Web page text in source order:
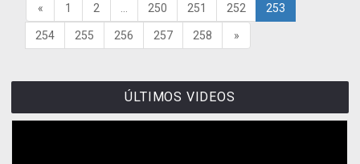
« 1 2 250 251 252 253
254 255 256 257 258 »
ÚLTIMOS VIDEOS